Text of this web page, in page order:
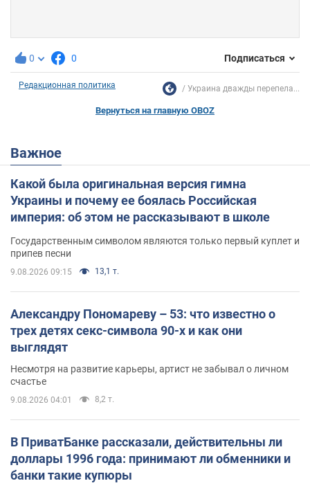
0 0 Подписаться
Редакционная политика Украина дважды перепела...
Вернуться на главную OBOZ
Важное
Какой была оригинальная версия гимна
Украины и почему ее боялась Российская
империя: об этом не рассказывают в школе
Государственным символом являются только первый куплет и
припев песни
9.08.2026 09:15 13,1 т.
Александру Пономареву – 53: что известно о
трех детях секс-символа 90-х и как они
выглядят
Несмотря на развитие карьеры, артист не забывал о личном
счастье
9.08.2026 04:01 8,2 т.
В ПриватБанке рассказали, действительны ли
доллары 1996 года: принимают ли обменники и
банки такие купюры